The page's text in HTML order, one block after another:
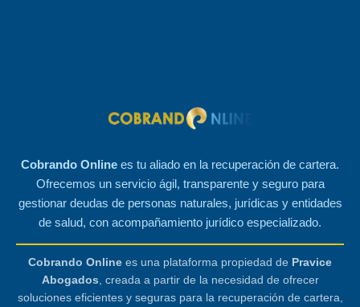
Cobrando Online es tu aliado en la recuperación de cartera.
Ofrecemos un servicio ágil, transparente y seguro para
gestionar deudas de personas naturales, jurídicas y entidades
de salud, con acompañamiento jurídico especializado.
Cobrando Online es una plataforma propiedad de Pravice
Abogados , creada a partir de la necesidad de ofrecer
soluciones eficientes y seguras para la recuperación de cartera,